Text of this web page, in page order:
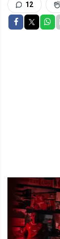
12
Delen opDelen